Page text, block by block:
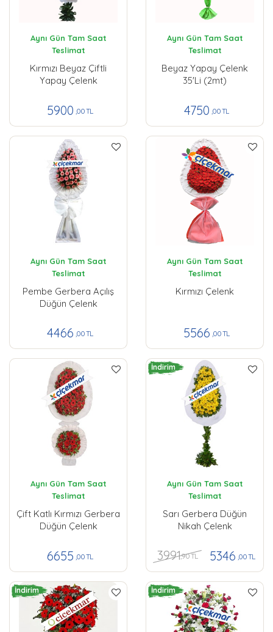
Aynı Gün Tam Saat
Teslimat
Kırmızı Beyaz Çiftli
Yapay Çelenk
5900 ,00 TL
Aynı Gün Tam Saat
Teslimat
Beyaz Yapay Çelenk
35'li (2mt)
4750 ,00 TL
Aynı Gün Tam Saat
Teslimat
Pembe Gerbera Açılış
Düğün Çelenk
4466 ,00 TL
Aynı Gün Tam Saat
Teslimat
Kırmızı Çelenk
5566 ,00 TL
Aynı Gün Tam Saat
Teslimat
Çift Katlı Kırmızı Gerbera
Düğün Çelenk
6655 ,00 TL
İndirim
Aynı Gün Tam Saat
Teslimat
Sarı Gerbera Düğün
Nikah Çelenk
3991,90 TL 5346 ,00 TL
İndirim İndirim